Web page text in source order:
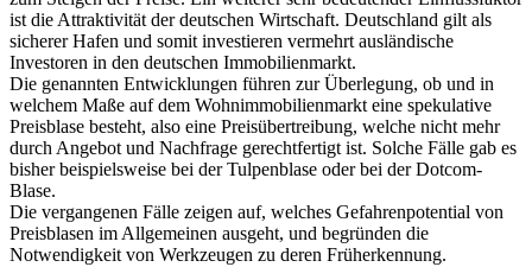
ist die Attraktivität der deutschen Wirtschaft. Deutschland gilt als
sicherer Hafen und somit investieren vermehrt ausländische
Investoren in den deutschen Immobilienmarkt.
Die genannten Entwicklungen führen zur Überlegung, ob und in
welchem Maße auf dem Wohnimmobilienmarkt eine spekulative
Preisblase besteht, also eine Preisübertreibung, welche nicht mehr
durch Angebot und Nachfrage gerechtfertigt ist. Solche Fälle gab es
bisher beispielsweise bei der Tulpenblase oder bei der Dotcom-
Blase.
Die vergangenen Fälle zeigen auf, welches Gefahrenpotential von
Preisblasen im Allgemeinen ausgeht, und begründen die
Notwendigkeit von Werkzeugen zu deren Früherkennung.